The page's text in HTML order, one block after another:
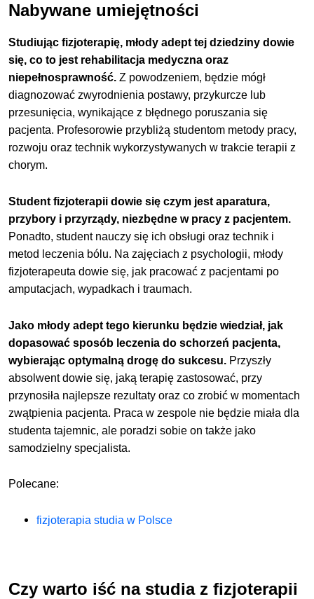
Nabywane umiejętności
Studiując fizjoterapię, młody adept tej dziedziny dowie
się, co to jest rehabilitacja medyczna oraz
niepełnosprawność.Z powodzeniem, będzie mógł
diagnozować zwyrodnienia postawy, przykurcze lub
przesunięcia, wynikające z błędnego poruszania się
pacjenta. Profesorowie przybliżą studentom metody pracy,
rozwoju oraz technik wykorzystywanych w trakcie terapii z
chorym.
Student fizjoterapii dowie się czym jest aparatura,
przybory i przyrządy, niezbędne w pracy z pacjentem.
Ponadto, student nauczy się ich obsługi oraz technik i
metod leczenia bólu. Na zajęciach z psychologii, młody
fizjoterapeuta dowie się, jak pracować z pacjentami po
amputacjach, wypadkach i traumach.
Jako młody adept tego kierunku będzie wiedział, jak
dopasować sposób leczenia do schorzeń pacjenta,
wybierając optymalną drogę do sukcesu. Przyszły
absolwent dowie się, jaką terapię zastosować, przy
przynosiła najlepsze rezultaty oraz co zrobić w momentach
zwątpienia pacjenta. Praca w zespole nie będzie miała dla
studenta tajemnic, ale poradzi sobie on także jako
samodzielny specjalista.
Polecane:
fizjoterapia studia w Polsce
Czy warto iść na studia z fizjoterapii